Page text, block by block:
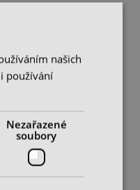
našich
používání
Nezařazené
soubory